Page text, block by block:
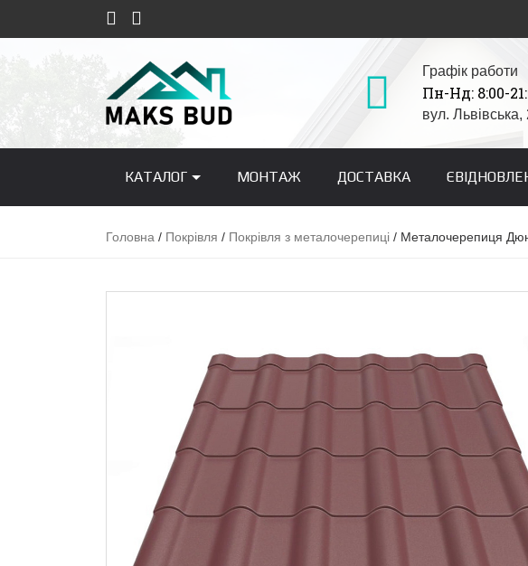
Графік работи
Пн-Нд: 8:00-
вул. Львівська,
КАТАЛОГ МОНТАЖ ДОСТАВКА
Головна / Покрівля / Покрівля з металочерепиці / Металочерепиця